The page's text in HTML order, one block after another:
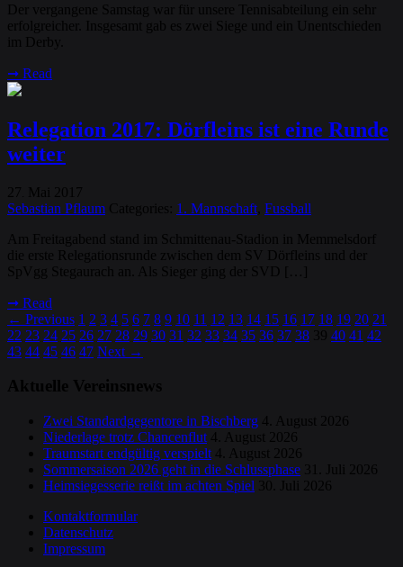
Der vergangene Samstag war für unsere Tennisabteilung ein sehr
erfolgreicher. Insgesamt gab es zwei Siege und ein Unentschieden
im Derby.
➞ Read
Relegation 2017: Dörfleins ist eine Runde
weiter
27 Mai
2017
Sebastian Pflaum Categories: 1. Mannschaft Fussball
Am Freitagabend stand im Schmittenau-Stadion in Memmelsdorf
die erste Relegationsrunde zwischen dem SV Dörfleins und der
SpVgg Stegaurach an. Als Sieger ging der SVD […]
➞ Read
← Previous 1 2 3 4 5 6 7 8 9 10 11 12 13 14 15 16 17 18 19 20 21
22 23 24 25 26 27 28 29 30 31 32 33 34 35 36 37 38 39 40 41 42
43 44 45 46 47 Next →
Aktuelle Vereinsnews
Zwei Standardgegentore in Bischberg 4. August 2026
Niederlage trotz Chancenflut 4. August 2026
Traumstart endgültig verspielt 4. August 2026
Sommersaison 2026 geht in die Schlussphase 31. Juli 2026
Heimsiegesserie reißt im achten Spiel
30. Juli 2026
Kontaktformular
Datenschutz
Impressum